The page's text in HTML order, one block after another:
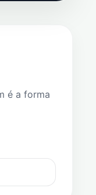
é a forma